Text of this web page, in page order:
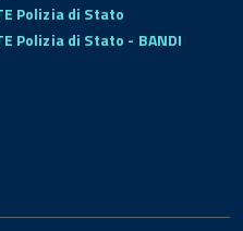
Polizia di Stato
Polizia di Stato - BANDI